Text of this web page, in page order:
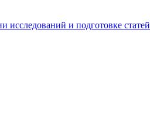
исследований и подготовке статей